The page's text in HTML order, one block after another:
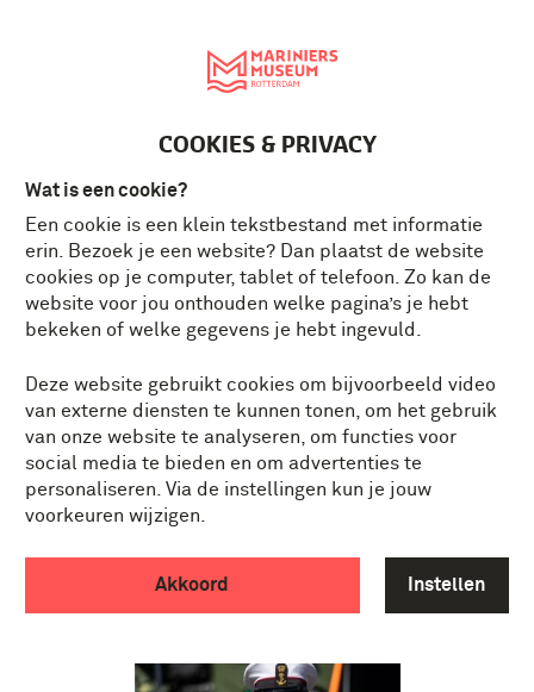
COOKIES & PRIVACY
Wat is een cookie?
Een cookie is een klein tekstbestand met informatie
erin. Bezoek je een website? Dan plaatst de website
cookies op je computer, tablet of telefoon. Zo kan de
website voor jou onthouden welke pagina’s je hebt
bekeken of welke gegevens je hebt ingevuld.
Deze website gebruikt cookies om bijvoorbeeld video
van externe diensten te kunnen tonen, om het gebruik
van onze website te analyseren, om functies voor
social media te bieden en om advertenties te
personaliseren. Via de instellingen kun je jouw
voorkeuren wijzigen.
Akkoord Instellen
BAS BEEKMAN OVER ZIJN
MISSIES